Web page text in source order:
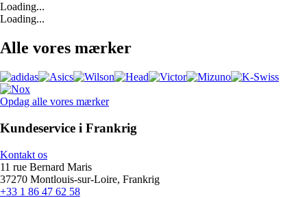
Loading...
Loading...
Alle vores mærker
Opdag alle vores mærker
Kundeservice i Frankrig
Kontakt os
11 rue Bernard Maris
37270 Montlouis-sur-Loire, Frankrig
+33 1 86 47 62 58